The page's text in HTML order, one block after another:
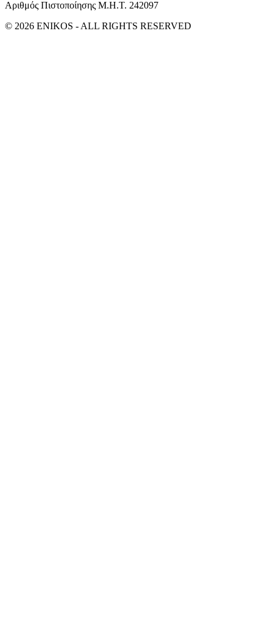
Αριθμός Πιστοποίησης Μ.Η.Τ. 242097
© 2026 ENIKOS - ALL RIGHTS RESERVED